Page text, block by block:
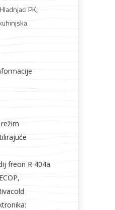
Hladnjaci PK,
freon R 404a